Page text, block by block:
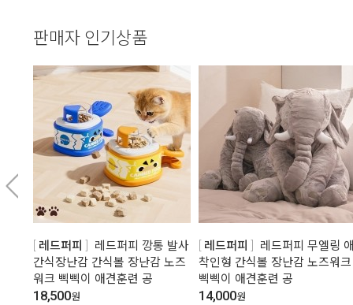
판매자 인기상품
레드퍼피
레드퍼피 깡통 발사
간식장난감 간식볼 장난감 노즈
워크 삑삑이 애견훈련 공
18,500원
레드퍼피
레드퍼피 무엘링
착인형 간식볼 장난감 노즈워크
삑삑이 애견훈련 공
14,000원